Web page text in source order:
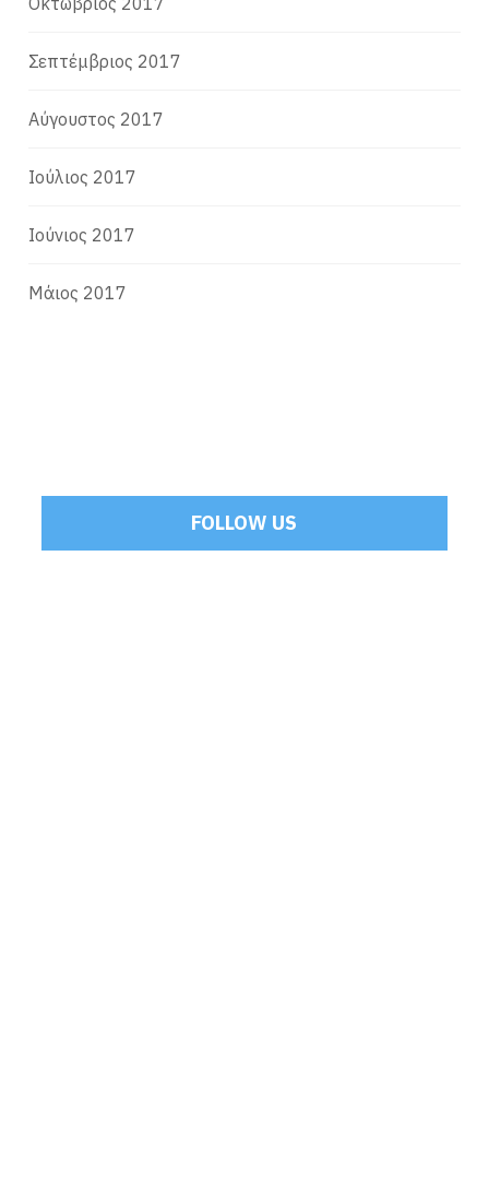
Σεπτέμβριος 2017
Αύγουστος 2017
Ιούλιος 2017
Ιούνιος 2017
Μάιος 2017
FOLLOW US